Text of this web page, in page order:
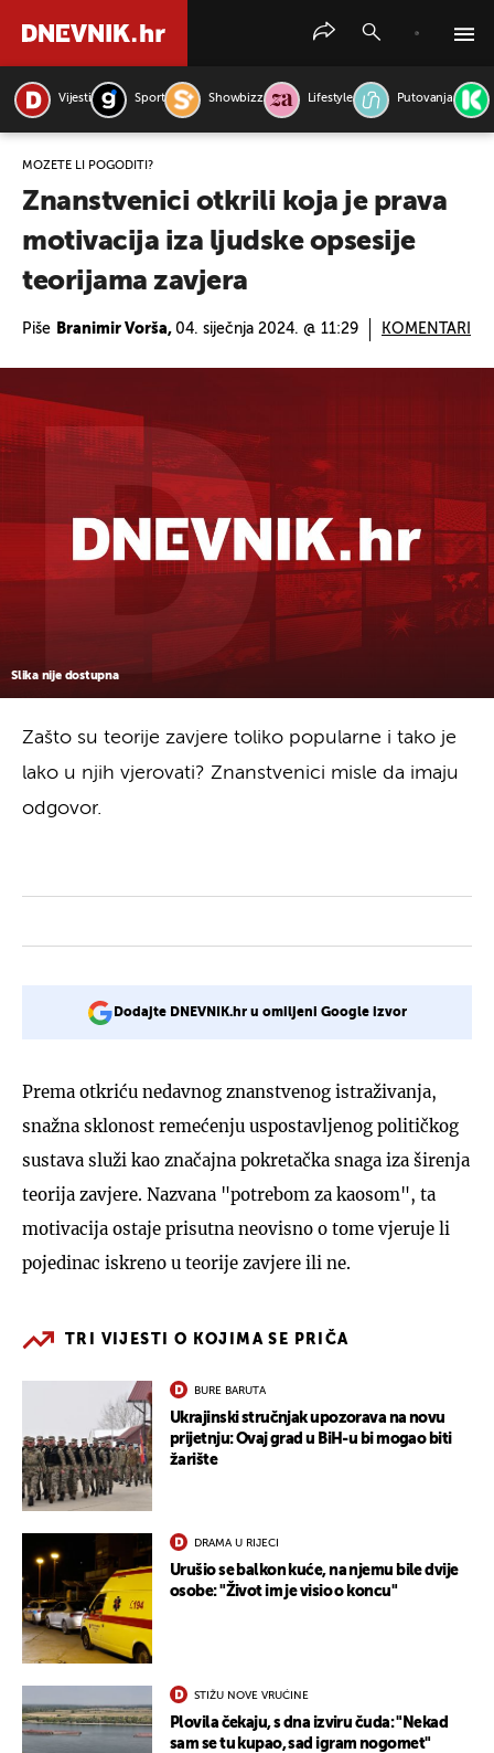
Vijesti Sport Showbizz Lifestyle Putovanja
MOŽETE LI POGODITI?
Znanstvenici otkrili koja je prava
motivacija iza ljudske opsesije
teorijama zavjera
Piše Branimir Vorša, 04. siječnja 2024. @ 11:29 KOMENTARI
Slika nije dostupna
Zašto su teorije zavjere toliko popularne i tako je
lako u njih vjerovati? Znanstvenici misle da imaju
odgovor.
Dodajte DNEVNIK.hr u omiljeni Google izvor
Prema otkriću nedavnog znanstvenog istraživanja,
snažna sklonost remećenju uspostavljenog političkog
sustava služi kao značajna pokretačka snaga iza širenja
teorija zavjere. Nazvana "potrebom za kaosom", ta
motivacija ostaje prisutna neovisno o tome vjeruje li
pojedinac iskreno u teorije zavjere ili ne.
TRI VIJESTI O KOJIMA SE PRIČA
BURE BARUTA
Ukrajinski stručnjak upozorava na novu
prijetnju: Ovaj grad u BiH-u bi mogao biti
žarište
DRAMA U RIJECI
Urušio se balkon kuće, na njemu bile dvije
osobe: "Život im je visio o koncu"
STIŽU NOVE VRUĆINE
Plovila čekaju, s dna izviru čuda: "Nekad
sam se tu kupao, sad igram nogomet"
PRETRAŽITE VIJESTI